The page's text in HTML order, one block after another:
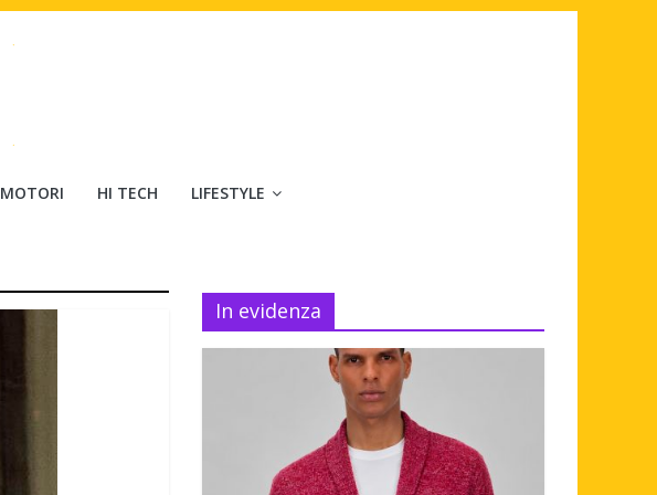
MOTORI HI TECH LIFESTYLE
In evidenza